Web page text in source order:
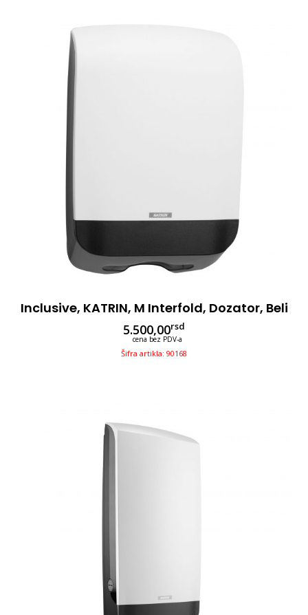
Inclusive, KATRIN, M Interfold, Dozator, Beli
5.500,00rsd
cena bez PDV-a
Šifra artikla: 90168